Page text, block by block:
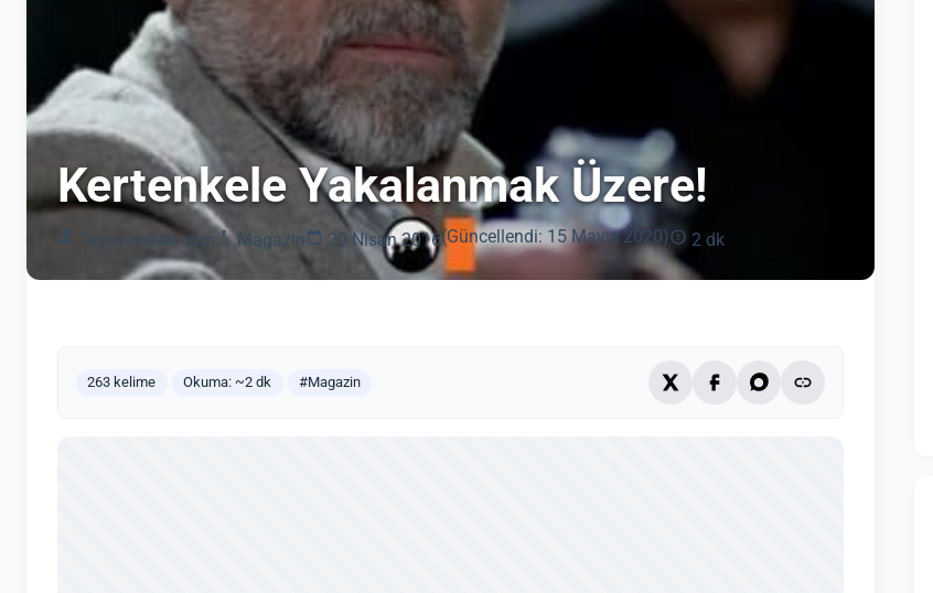
Kertenkele Yakalanmak Üzere!
Tvyayinakisi.com Magazin 29 Nisan 2016(Güncellendi: 15 Mayıs 2020) 2 dk
263 kelime Okuma: ~2 dk #Magazin